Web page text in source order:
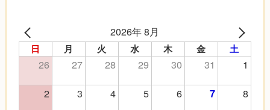
2026年 8月
日 月 火 水 木 金 土
26 27 28 29 30 31
1
2
3 4 5 6 7
8